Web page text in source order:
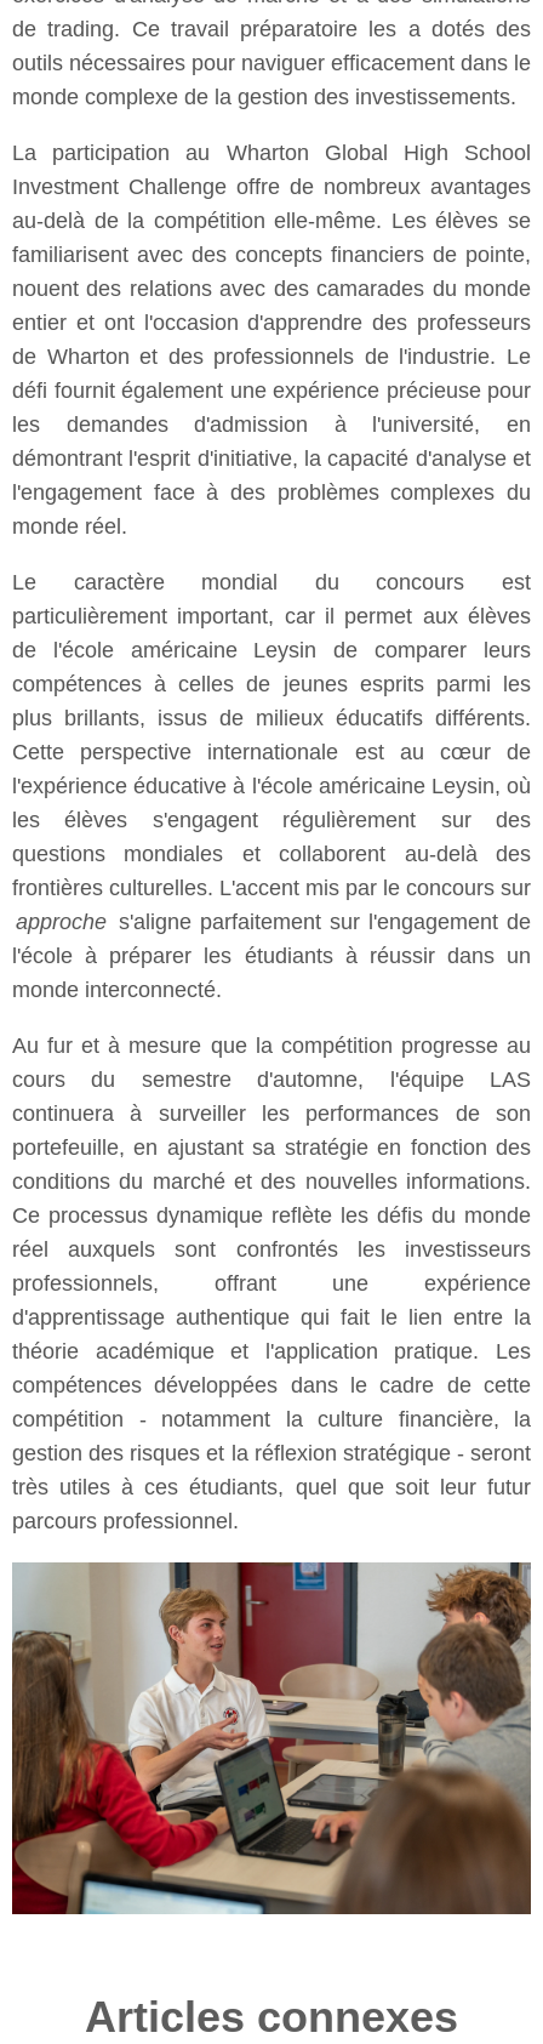
de trading. Ce travail préparatoire les a dotés des
outils nécessaires pour naviguer efficacement dans le
monde complexe de la gestion des investissements.
La participation au Wharton Global High School
Investment Challenge offre de nombreux avantages
au-delà de la compétition elle-même. Les élèves se
familiarisent avec des concepts financiers de pointe,
nouent des relations avec des camarades du monde
entier et ont l'occasion d'apprendre des professeurs
de Wharton et des professionnels de l'industrie. Le
défi fournit également une expérience précieuse pour
les demandes d'admission à l'université, en
démontrant l'esprit d'initiative, la capacité d'analyse et
l'engagement face à des problèmes complexes du
monde réel.
Le caractère mondial du concours est
particulièrement important, car il permet aux élèves
de l'école américaine Leysin de comparer leurs
compétences à celles de jeunes esprits parmi les
plus brillants, issus de milieux éducatifs différents.
Cette perspective internationale est au cœur de
l'expérience éducative à l'école américaine Leysin, où
les élèves s'engagent régulièrement sur des
questions mondiales et collaborent au-delà des
frontières culturelles. L'accent mis par le concours sur
approche s'aligne parfaitement sur l'engagement de
l'école à préparer les étudiants à réussir dans un
monde interconnecté.
Au fur et à mesure que la compétition progresse au
cours du semestre d'automne, l'équipe LAS
continuera à surveiller les performances de son
portefeuille, en ajustant sa stratégie en fonction des
conditions du marché et des nouvelles informations.
Ce processus dynamique reflète les défis du monde
réel auxquels sont confrontés les investisseurs
professionnels, offrant une expérience
d'apprentissage authentique qui fait le lien entre la
théorie académique et l'application pratique. Les
compétences développées dans le cadre de cette
compétition - notamment la culture financière, la
gestion des risques et la réflexion stratégique - seront
très utiles à ces étudiants, quel que soit leur futur
parcours professionnel.
Articles connexes